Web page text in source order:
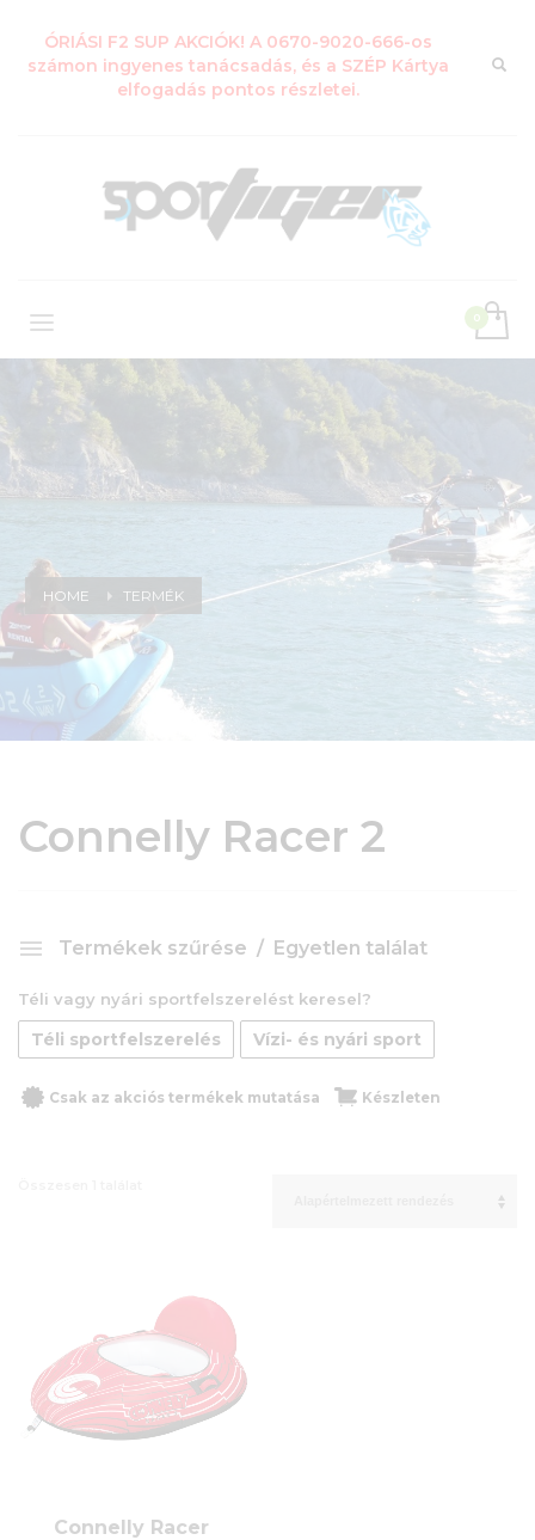
ÓRIÁSI F2 SUP AKCIÓK! A 0670-9020-666-os
számon ingyenes tanácsadás, és a SZÉP Kártya
elfogadás pontos részletei.
HOME TERMÉK
Connelly Racer 2
Termékek szűrése Egyetlen találat
Téli vagy nyári sportfelszerelést keresel?
Téli sportfelszerelés Vízi- és nyári sport
Csak az akciós termékek mutatása Készleten
Connelly Racer